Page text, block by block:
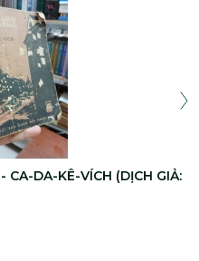
CA-DA-KÊ-VÍCH (DỊCH GIẢ: